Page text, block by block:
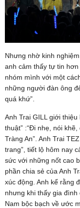
Nhưng nhờ kinh
anh cảm thấy tự tin
nhóm mình với một
những người đàn ông
quá khứ”.
Anh Trai GILL giới
thuật” :“Đi nhẹ, nói
Tràng An”. Anh Trai
trang”, tiết lộ hôm nay
sức với những nốt cao
phần chia sẻ của Anh
xúc động. Anh kể rằng
nhưng khi thấy gia
Nam bộc bạch về ước